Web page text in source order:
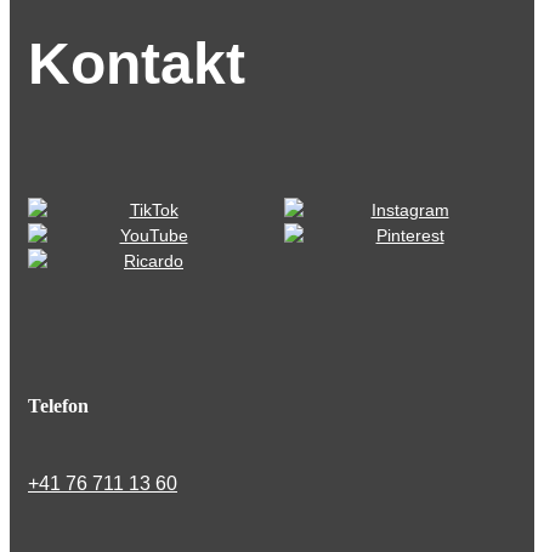
Kontakt
Telefon
+41 76 711 13 60